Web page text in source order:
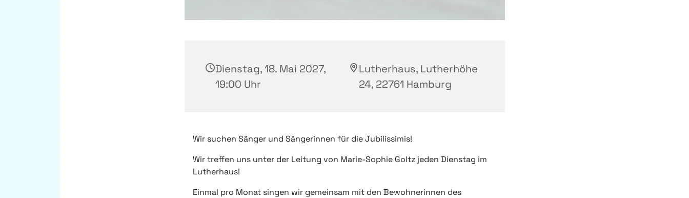
Dienstag, 18. Mai 2027,
19:00 Uhr
Lutherhaus, Lutherhöhe
24, 22761 Hamburg
Wir suchen Sänger und Sängerinnen für die Jubilissimis!
Wir treffen uns unter der Leitung von Marie-Sophie Goltz jeden Dienstag im
Lutherhaus!
Einmal pro Monat singen wir gemeinsam mit den Bewohnerinnen des